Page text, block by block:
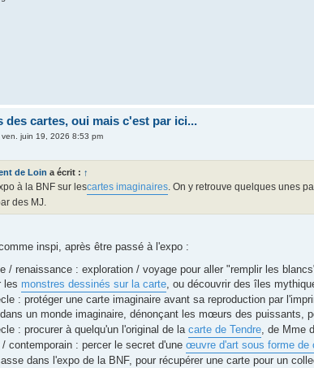
des cartes, oui mais c'est par ici...
ven. juin 19, 2026 8:53 pm
de Loin a écrit : ↑
à la BNF sur lescartes imaginaires. On y retrouve quelques unes
des MJ.
inspi, après être passé à l'expo :
/ renaissance : exploration / voyage pour aller "remplir les
les monstres dessinés sur la carte, ou découvrir des îles
: protéger une carte imaginaire avant sa reproduction par
un monde imaginaire, dénonçant les mœurs des puissants,
: procurer à quelqu'un l'original de la carte de Tendre, de Mme
contemporain : percer le secret d'une œuvre d'art sous forme de
dans l'expo de la BNF, pour récupérer une carte pour un